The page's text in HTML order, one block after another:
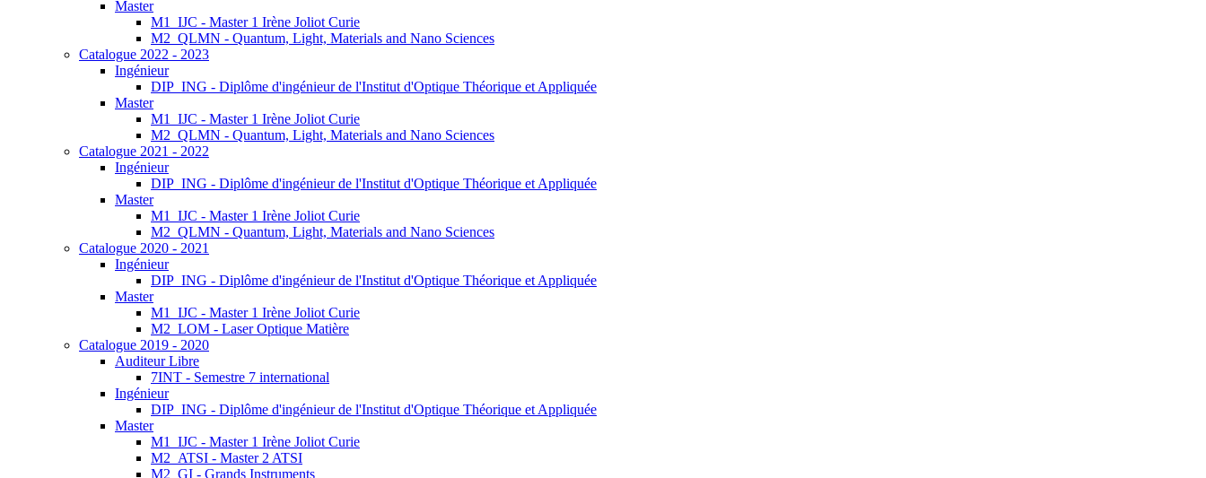
Master
M1_IJC - Master 1 Irène Joliot Curie
M2_QLMN - Quantum, Light, Materials and Nano Sciences
Catalogue 2022 - 2023
Ingénieur
DIP_ING - Diplôme d'ingénieur de l'Institut d'Optique Théorique et Appliquée
Master
M1_IJC - Master 1 Irène Joliot Curie
M2_QLMN - Quantum, Light, Materials and Nano Sciences
Catalogue 2021 - 2022
Ingénieur
DIP_ING - Diplôme d'ingénieur de l'Institut d'Optique Théorique et Appliquée
Master
M1_IJC - Master 1 Irène Joliot Curie
M2_QLMN - Quantum, Light, Materials and Nano Sciences
Catalogue 2020 - 2021
Ingénieur
DIP_ING - Diplôme d'ingénieur de l'Institut d'Optique Théorique et Appliquée
Master
M1_IJC - Master 1 Irène Joliot Curie
M2_LOM - Laser Optique Matière
Catalogue 2019 - 2020
Auditeur Libre
7INT - Semestre 7 international
Ingénieur
DIP_ING - Diplôme d'ingénieur de l'Institut d'Optique Théorique et Appliquée
Master
M1_IJC - Master 1 Irène Joliot Curie
M2_ATSI - Master 2 ATSI
M2_GI - Grands Instruments